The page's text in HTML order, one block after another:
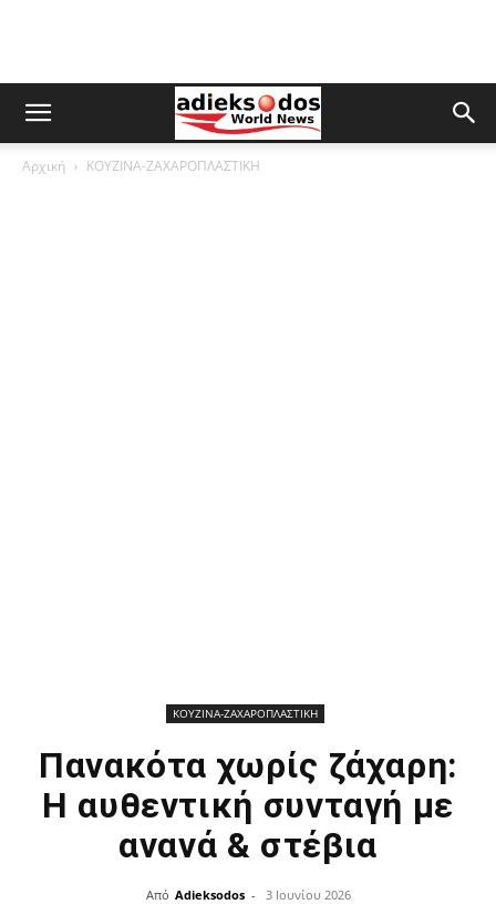
Αρχική ΚΟΥΖΙΝΑ-ΖΑΧΑΡΟΠΛΑΣΤΙΚΗ
ΚΟΥΖΙΝΑ-ΖΑΧΑΡΟΠΛΑΣΤΙΚΗ
Πανακότα χωρίς ζάχαρη:
Η αυθεντική συνταγή με
ανανά & στέβια
Από Adieksodos - 3 Ιουνίου 2026